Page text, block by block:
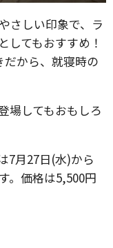
さしい印象で、ラ
してもおすすめ！
から、就寝時の
場してもおもしろ
7月27日(水)から
。価格は5,500円